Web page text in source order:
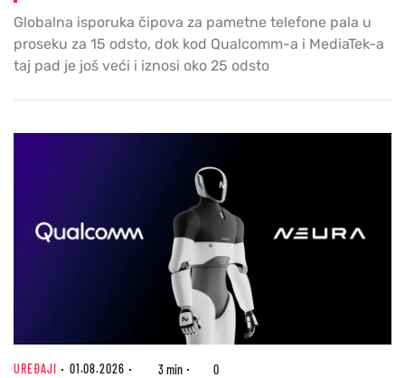
Globalna isporuka čipova za pametne telefone pala u
proseku za 15 odsto, dok kod Qualcomm-a i MediaTek-a
taj pad je još veći i iznosi oko 25 odsto
UREĐAJI 01.08.2026 3 min 0